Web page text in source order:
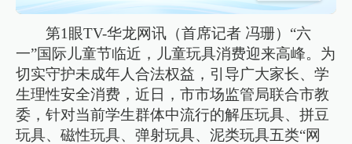
第1眼TV-华龙网讯（首席记者 冯珊）“六
一”国际儿童节临近，儿童玩具消费迎来高峰。为
切实守护未成年人合法权益，引导广大家长、学
生理性安全消费，近日，市市场监管局联合市教
委，针对当前学生群体中流行的解压玩具、拼豆
玩具、磁性玩具、弹射玩具、泥类玩具五类“网